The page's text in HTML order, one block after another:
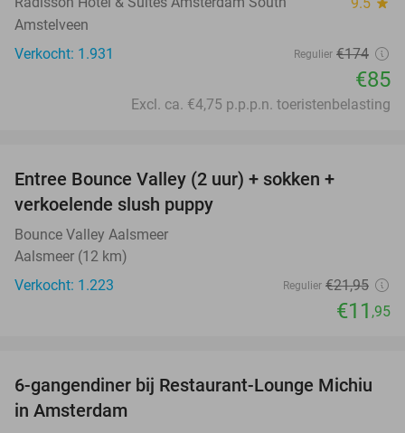
Amstelveen
Verkocht: 1.931
Regulier €174
€85
Excl. ca. €4,75 p.p.p.n. toeristenbelasting
Entree Bounce Valley (2 uur) + sokken +
verkoelende slush puppy
Bounce Valley Aalsmeer
Aalsmeer (12 km)
Verkocht: 1.223
Regulier €21,95
€11 ,95
26%
6-gangendiner bij Restaurant-Lounge Michiu
in Amsterdam